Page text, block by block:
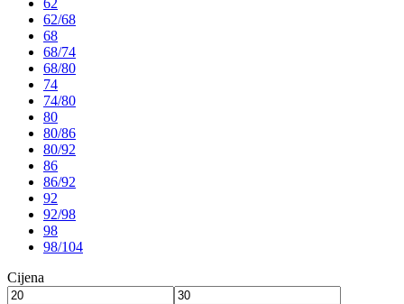
62
62/68
68
68/74
68/80
74
74/80
80
80/86
80/92
86
86/92
92
92/98
98
98/104
Cijena